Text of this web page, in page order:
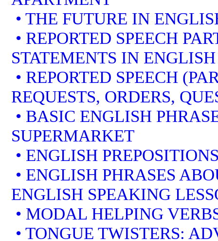
• THE FUTURE IN
• REPORTED SPEECH
STATEMENTS IN ENGLISH
• REPORTED SPEECH
REQUESTS, ORDERS,
• BASIC ENGLISH
SUPERMARKET
• ENGLISH
• ENGLISH PHRASES
ENGLISH SPEAKING
• MODAL HELPING
• TONGUE TWISTERS: